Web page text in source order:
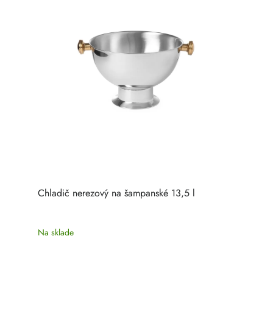
Chladič nerezový na šampanské 13,5 l
Na sklade